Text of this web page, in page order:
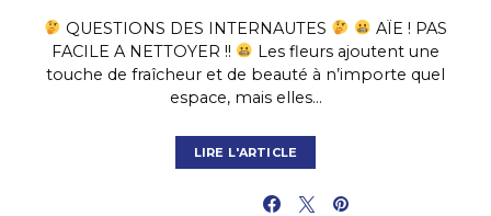
QUESTIONS DES INTERNAUTES
AÏE ! PAS
FACILE A NETTOYER !!
Les fleurs ajoutent une
touche de fraîcheur et de beauté à n’importe quel
espace, mais elles…
LIRE L'ARTICLE